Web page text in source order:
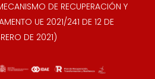
DE RECUPERACIÓN Y
UE 2021/241 DE 12 DE
DE 2021)